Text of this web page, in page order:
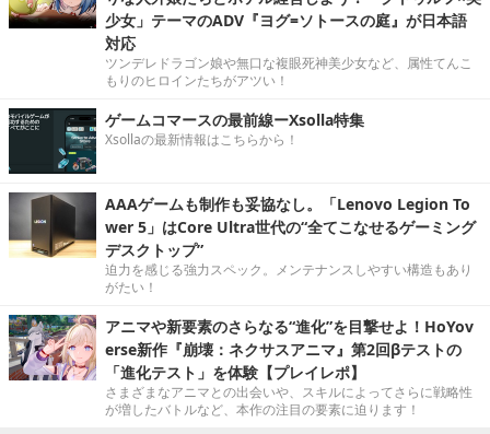
少女」テーマのADV『ヨグ=ソトースの庭』が日本語
対応
ツンデレドラゴン娘や無口な複眼死神美少女など、属性てんこ
もりのヒロインたちがアツい！
ゲームコマースの最前線ーXsolla特集
Xsollaの最新情報はこちらから！
AAAゲームも制作も妥協なし。「Lenovo Legion To
wer 5」はCore Ultra世代の“全てこなせるゲーミング
デスクトップ”
迫力を感じる強力スペック。メンテナンスしやすい構造もあり
がたい！
アニマや新要素のさらなる“進化”を目撃せよ！HoYov
erse新作『崩壊：ネクサスアニマ』第2回βテストの
「進化テスト」を体験【プレイレポ】
さまざまなアニマとの出会いや、スキルによってさらに戦略性
が増したバトルなど、本作の注目の要素に迫ります！